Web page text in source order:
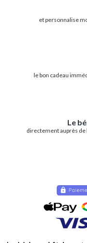
et personnalise
le bon cadeau
Le
directement auprès de